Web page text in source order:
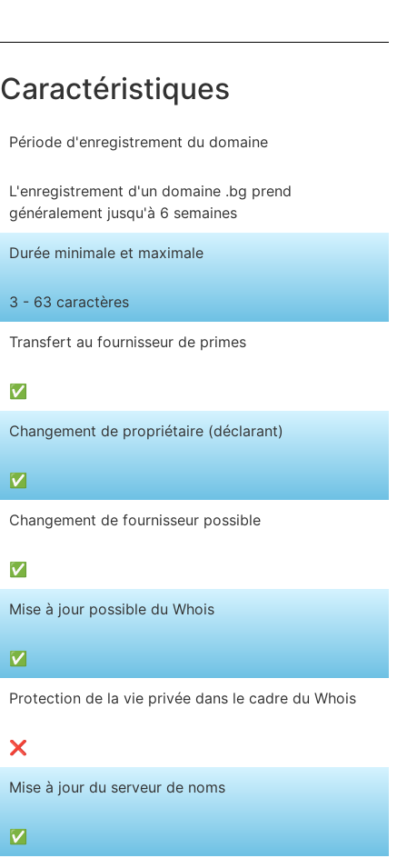
Caractéristiques
Période d'enregistrement du domaine
L'enregistrement d'un domaine .bg prend
généralement jusqu'à 6 semaines
Durée minimale et maximale
3 - 63 caractères
Transfert au fournisseur de primes
✅
Changement de propriétaire (déclarant)
✅
Changement de fournisseur possible
✅
Mise à jour possible du Whois
✅
Protection de la vie privée dans le cadre du Whois
❌
Mise à jour du serveur de noms
✅